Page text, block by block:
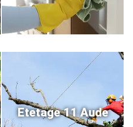
Etetage 11 Aude